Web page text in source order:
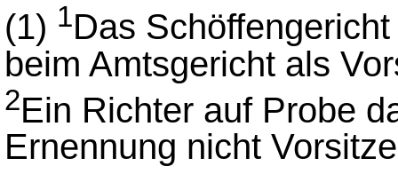
(1) 1Das
beim Amtsgericht als
2Ein Richter auf Probe
Ernennung nicht